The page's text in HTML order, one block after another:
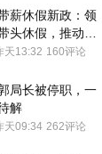
薪休假新政：领
头休假，推动全
、休满休足
天13:32 160评论
局长被停职，一
解
天09:34 262评论